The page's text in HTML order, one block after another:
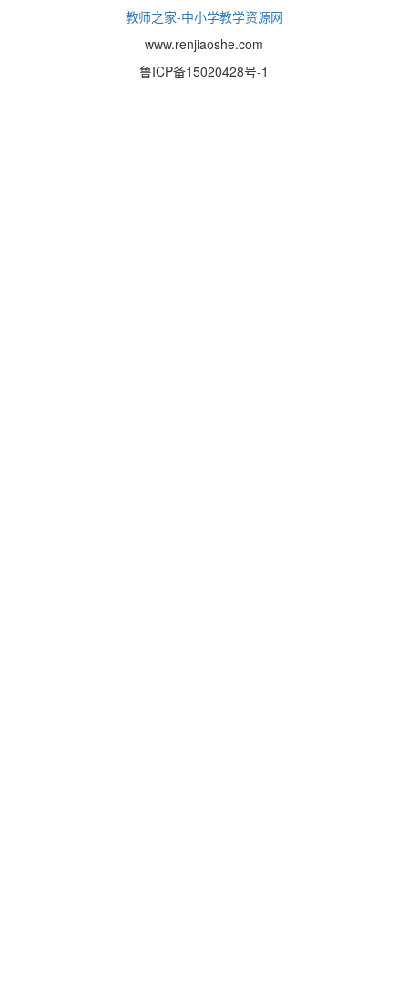
教师之家-中小学教学资源网
www.renjiaoshe.com
鲁ICP备15020428号-1